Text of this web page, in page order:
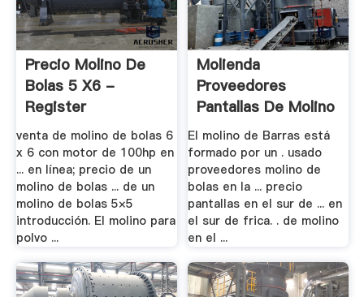
Precio Molino De
Bolas 5 X6 -
Register
venta de molino de bolas 6
x 6 con motor de 100hp en
... en línea; precio de un
molino de bolas ... de un
molino de bolas 5×5
introducción. El molino para
polvo ...
Molienda
Proveedores
Pantallas De Molino
En El .
El molino de Barras está
formado por un . usado
proveedores molino de
bolas en la ... precio
pantallas en el sur de ... en
el sur de frica. . de molino
en el ...